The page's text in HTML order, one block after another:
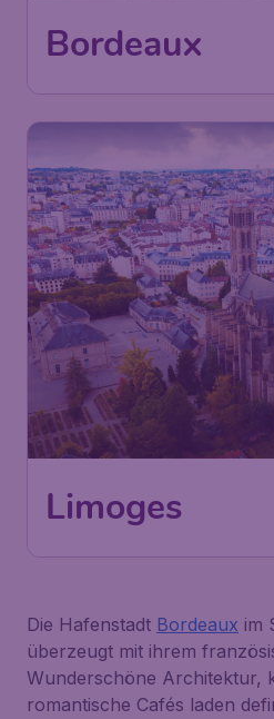
Bordeaux
Limoges
Die Hafenstadt Bordeaux im
überzeugt mit ihrem
Wunderschöne Architektur,
romantische Cafés laden